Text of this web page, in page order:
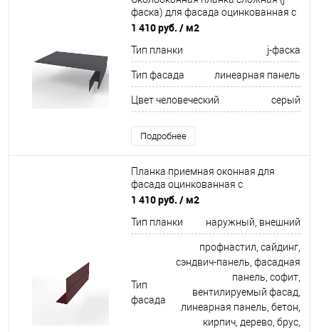
фаска) для фасада оцинкованная с
порошковым покрытием 0,45мм
1 410 руб. / м2
Тип планки j-фаска
Тип фасада линеарная панель
Цвет человеческий серый
Подробнее
Планка приемная оконная для
фасада оцинкованная с
порошковым покрытием 0,45мм
1 410 руб. / м2
Тип планки наружный, внешний
Тип
фасада
профнастил, сайдинг,
сэндвич-панель, фасадная
панель, софит,
вентилируемый фасад,
линеарная панель, бетон,
кирпич, дерево, брус,